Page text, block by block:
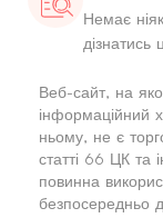
Немає
Веб-сайт, на
інформаційний
ньому, не є
статті 66 ЦК та
повинна
безпосередньо